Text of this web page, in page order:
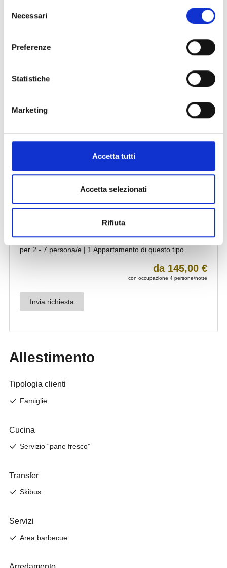
delNecessari
Preferenze
Statistiche
Marketing
Accetta tutti
Accetta selezionati
Rifiuta